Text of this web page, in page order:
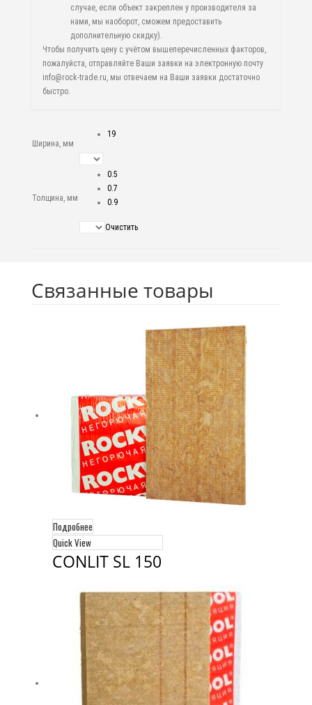
случае, если объект закреплен у производителя за
нами, мы наоборот, сможем предоставить
дополнительную скидку).
Чтобы получить цену с учётом вышеперечисленных факторов,
пожалуйста, отправляйте Ваши заявки на электронную почту
info@rock-trade.ru, мы отвечаем на Ваши заявки достаточно
быстро.
Ширина, мм
19
Толщина, мм
0.5
0.7
0.9
Очистить
Связанные товары
Подробнее
Quick View
CONLIT SL 150